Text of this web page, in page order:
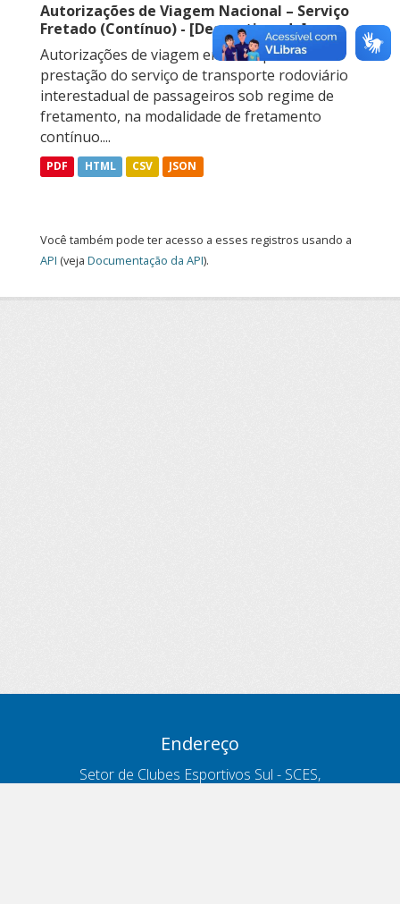
Autorizações de Viagem Nacional – Serviço
Fretado (Contínuo) - [Descontinuado]
Autorizações de viagem emitidas para a
prestação do serviço de transporte rodoviário
interestadual de passageiros sob regime de
fretamento, na modalidade de fretamento
contínuo....
PDF HTML CSV JSON
Você também pode ter acesso a esses registros usando a
API (veja Documentação da API).
Endereço
Setor de Clubes Esportivos Sul - SCES,